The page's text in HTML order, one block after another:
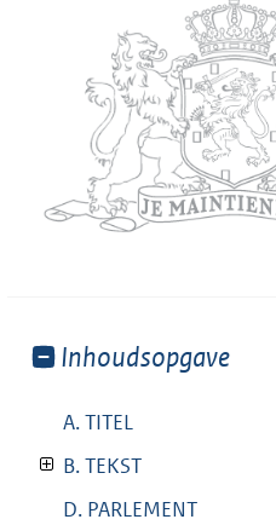
Toon
van:
Inhoudsopgave
A. TITEL
B. TEKST
D. PARLEMENT